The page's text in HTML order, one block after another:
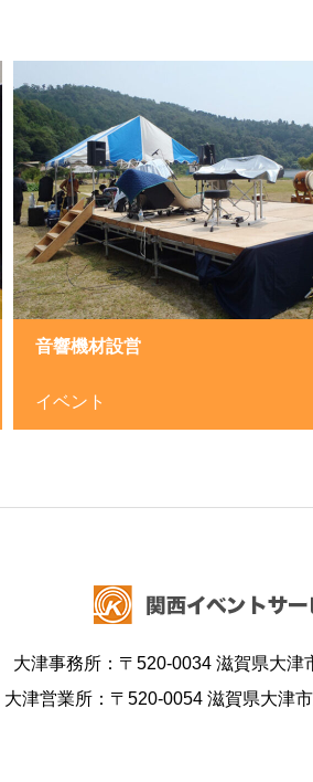
音響機材設営
イベント
大津事務所：〒520-0034 滋賀県大津
大津営業所：〒520-0054 滋賀県大津